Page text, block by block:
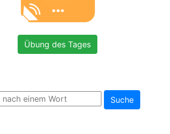
Übung des Tages
Suche